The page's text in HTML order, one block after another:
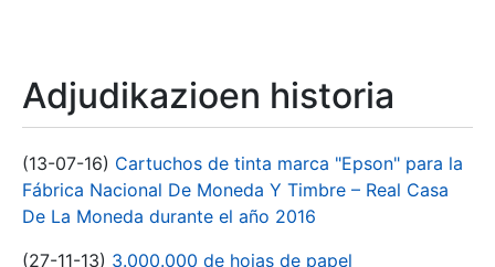
Adjudikazioen historia
(13-07-16) Cartuchos de tinta marca "Epson" para la
Fábrica Nacional De Moneda Y Timbre – Real Casa
De La Moneda durante el año 2016
(27-11-13) 3.000.000 de hojas de papel